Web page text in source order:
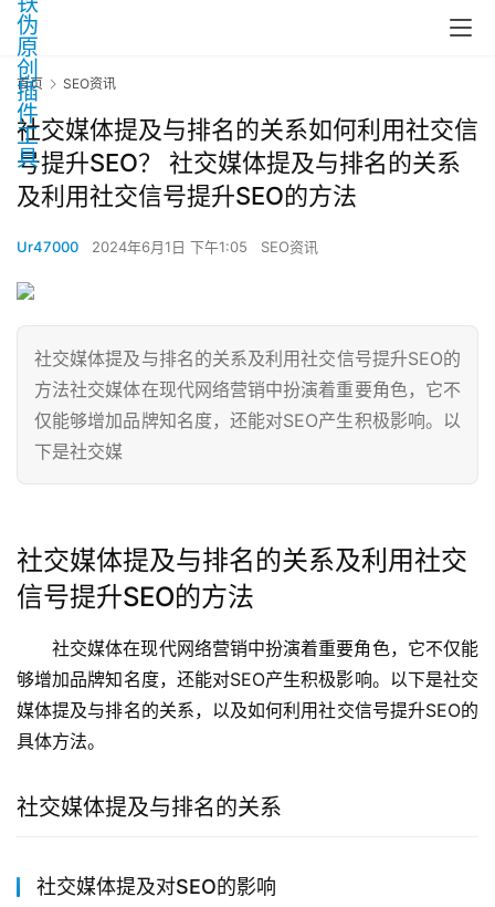
首页 SEO资讯
社交媒体提及与排名的关系如何利用社交信
号提升SEO？ 社交媒体提及与排名的关系
及利用社交信号提升SEO的方法
Ur47000 2024年6月1日 下午1:05 SEO资讯
社交媒体提及与排名的关系及利用社交信号提升SEO的
方法社交媒体在现代网络营销中扮演着重要角色，它不
仅能够增加品牌知名度，还能对SEO产生积极影响。以
下是社交媒
社交媒体提及与排名的关系及利用社交
信号提升SEO的方法
社交媒体在现代网络营销中扮演着重要角色，它不仅能
够增加品牌知名度，还能对SEO产生积极影响。以下是社交
媒体提及与排名的关系，以及如何利用社交信号提升SEO的
具体方法。
社交媒体提及与排名的关系
社交媒体提及对SEO的影响